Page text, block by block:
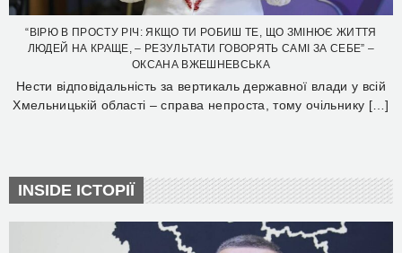
“ВІРЮ В ПРОСТУ РІЧ: ЯКЩО ТИ РОБИШ ТЕ, ЩО ЗМІНЮЄ ЖИТТЯ
ЛЮДЕЙ НА КРАЩЕ, – РЕЗУЛЬТАТИ ГОВОРЯТЬ САМІ ЗА СЕБЕ” –
ОКСАНА ВЖЕШНЕВСЬКА
Нести відповідальність за вертикаль державної влади у всій
Хмельницькій області – справа непроста, тому очільнику […]
INSIDE ІСТОРІЇ